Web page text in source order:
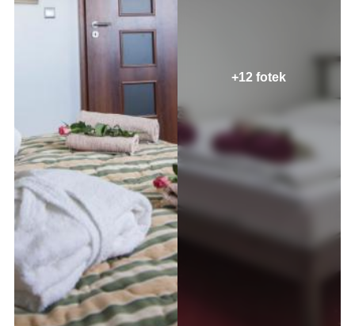
+12 fotek